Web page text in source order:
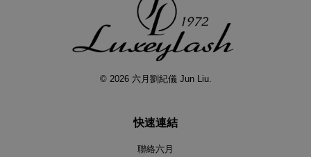
© 2026 六月劉紀儀 Jun Liu.
快速連結
聯絡六月